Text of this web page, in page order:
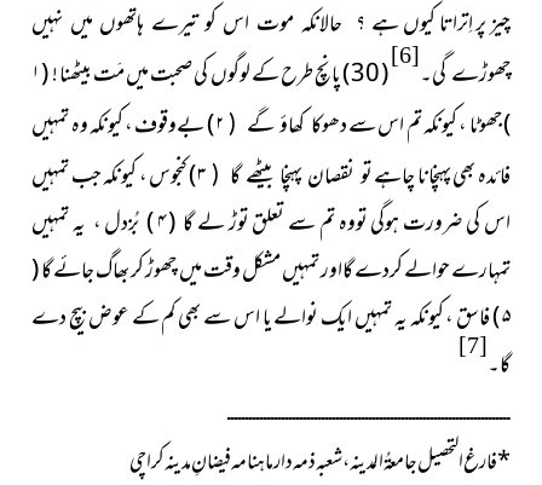
چیز پر اِتراتا کیوںہے ؟ حالانکہ موت اس کو تیرے ہاتھوں میں نہیں
چھوڑے گی۔
[6]( 30 ) پانچ طرح کے لوگوں کی صحبت میں مَت بیٹھنا ! (
۱
)جھوٹا ، کیونکہ تم اس سےدھوکا کھاؤ گے (۲ ) بےوقوف ، کیونکہ وہ تمہیں
فائدہ بھی پہنچانا چاہےتو نقصان پہنچا بیٹھے گا (۳ ) کنجوس ، کیونکہ جب تمہیں
اس کی ضرورتہوگی تووہ تم سے تعلق توڑ لے گا (۴ ) بُزدل ، یہ تمہیں
تمہارے حوالے کردے گااور تمہیں مشکل وقت میں چھوڑ کر بھاگ جائے گا (
۵ ) فاسق ، کیونکہ یہ تمہیں ایک نوالے یا اس سے بھی کم کے عوض بیچ دے
گا۔[7]
ــــــــــــــــــــــــــــــــــــــــــــــــــــــــــــــــــــــــــــــ
*فارغ التحصیل جامعۃُ المدینہ ، شعبہ ذمہ دار ماہنامہ فیضانِ مدینہ کراچی